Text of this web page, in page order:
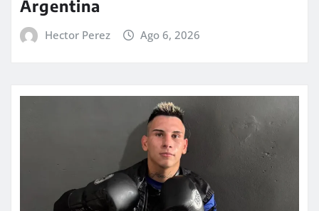
Argentina
Hector Perez Ago 6, 2026